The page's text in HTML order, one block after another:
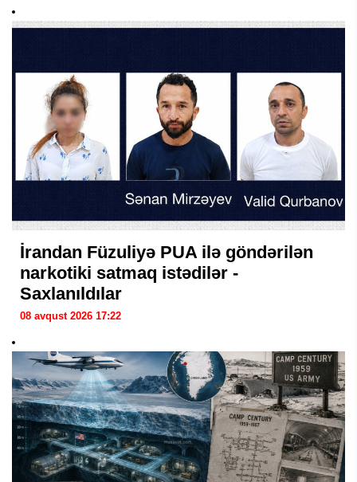
İrandan Füzuliyə PUA ilə göndərilən
narkotiki satmaq istədilər -
Saxlanıldılar
08 avqust 2026 17:22